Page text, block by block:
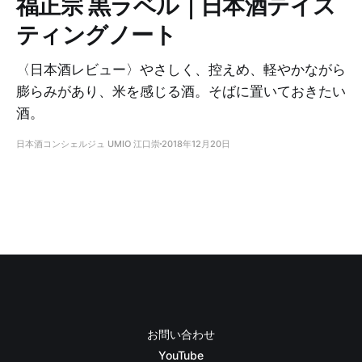
ティングノート
〈日本酒レビュー〉やさしく、控えめ、軽やかながら
膨らみがあり、米を感じる酒。そばに置いておきたい
酒。
日本酒コンシェルジュ UMIO 江口崇 2018年12月20日
お問い合わせ
YouTube